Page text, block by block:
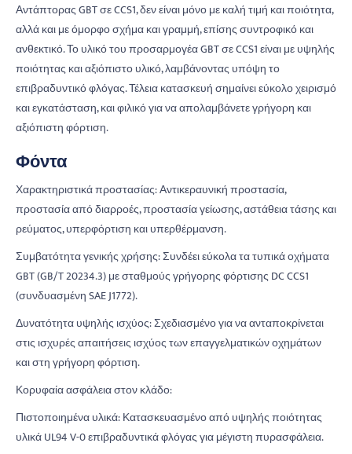
Αντάπτορας GBT σε CCS1, δεν είναι μόνο με καλή τιμή και ποιότητα,
αλλά και με όμορφο σχήμα και γραμμή, επίσης συντροφικό και
ανθεκτικό. Το υλικό του προσαρμογέα GBT σε CCS1 είναι με υψηλής
ποιότητας και αξιόπιστο υλικό, λαμβάνοντας υπόψη το
επιβραδυντικό φλόγας. Τέλεια κατασκευή σημαίνει εύκολο χειρισμό
και εγκατάσταση, και φιλικό για να απολαμβάνετε γρήγορη και
αξιόπιστη φόρτιση.
Φόντα
Χαρακτηριστικά προστασίας: Αντικεραυνική προστασία,
προστασία από διαρροές, προστασία γείωσης, αστάθεια τάσης και
ρεύματος, υπερφόρτιση και υπερθέρμανση.
Συμβατότητα γενικής χρήσης: Συνδέει εύκολα τα τυπικά οχήματα
GBT (GB/T 20234.3) με σταθμούς γρήγορης φόρτισης DC CCS1
(συνδυασμένη SAE J1772).
Δυνατότητα υψηλής ισχύος: Σχεδιασμένο για να ανταποκρίνεται
στις ισχυρές απαιτήσεις ισχύος των επαγγελματικών οχημάτων
και στη γρήγορη φόρτιση.
Κορυφαία ασφάλεια στον κλάδο:
Πιστοποιημένα υλικά: Κατασκευασμένο από υψηλής ποιότητας
υλικά UL94 V-0 επιβραδυντικά φλόγας για μέγιστη πυρασφάλεια.